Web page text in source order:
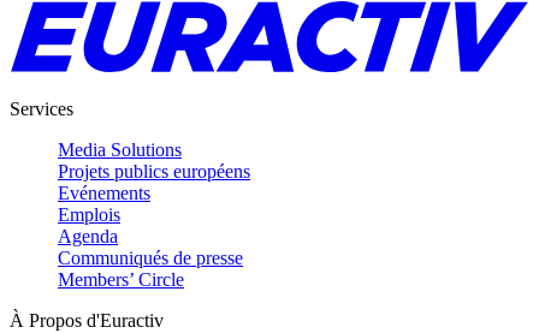
Services
Media Solutions
Projets publics européens
Evénements
Emplois
Agenda
Communiqués de presse
Members’ Circle
À Propos d'Euractiv